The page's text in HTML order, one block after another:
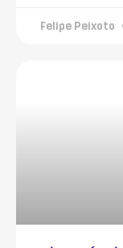
Felipe Peixoto